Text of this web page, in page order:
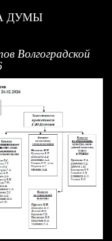
ДУМЫ
Волгоградской